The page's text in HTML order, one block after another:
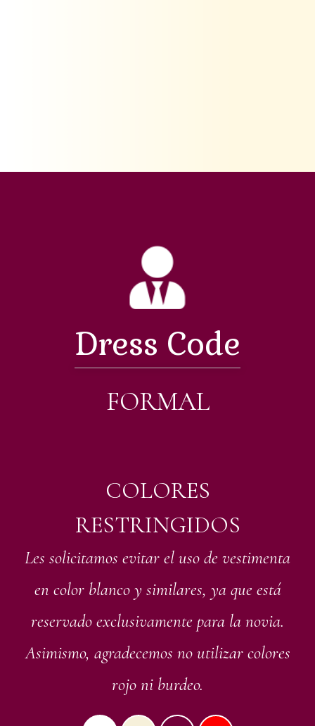
Dress Code
FORMAL
COLORES
RESTRINGIDOS
Les solicitamos evitar el uso de vestimenta
en color blanco y similares, ya que está
reservado exclusivamente para la novia.
Asimismo, agradecemos no utilizar colores
rojo ni burdeo.